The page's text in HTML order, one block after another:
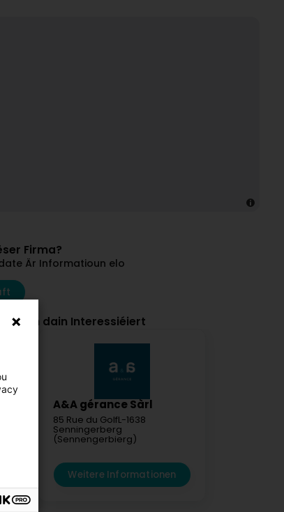
Firma?
Är Informatioun elo
och dain Interessiéiert
A&A gérance Sàrl
85 Rue du GolfL-1638
Senningerberg
(Sennengerbierg)
Weitere Informationen